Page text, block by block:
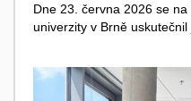
Dne 23. června 2026 se
univerzity v Brně uskutečnil